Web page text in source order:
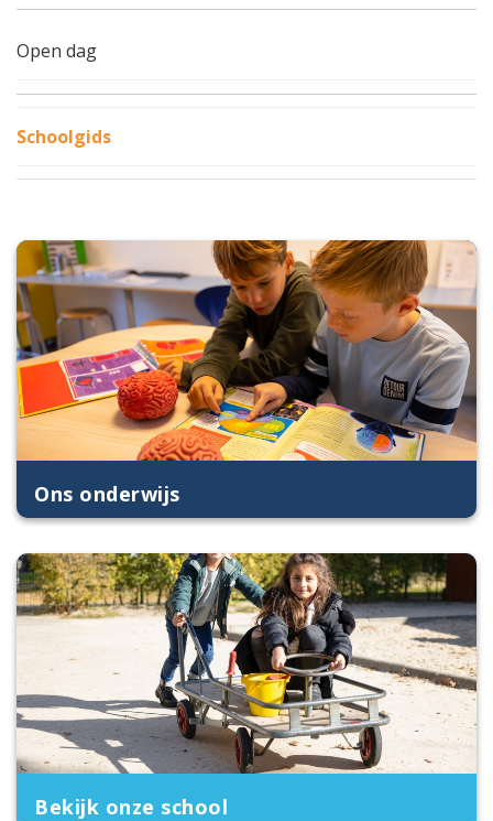
Open dag
Schoolgids
Ons onderwijs
Bekijk onze school